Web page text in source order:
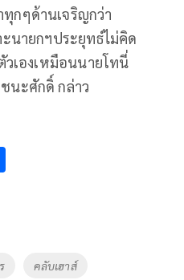
กๆด้านเจริญกว่า
ะนายกฯประยุทธ์ไม่คิด
วเองเหมือนนายโทนี่
นะศักดิ์ กล่าว
คลับเฮาส์